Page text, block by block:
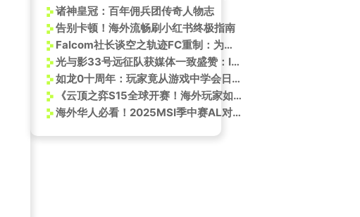
诸神皇冠：百年佣兵团传奇人物志
告别卡顿！海外流畅刷小红书终极指南
Falcom社长谈空之轨迹FC重制：为系列续命，吸引新玩家
光与影33号远征队获媒体一致盛赞：IGN 9分与92分Metacritic均分的年度RPG黑马
如龙0十周年：玩家竟从游戏中学会日本商务礼仪？
《云顶之弈S15全球开赛！海外玩家如何用Sixfast低延迟参赛？》
海外华人必看！2025MSI季中赛AL对战FLY超燃对决，手把手教你突破地区限制